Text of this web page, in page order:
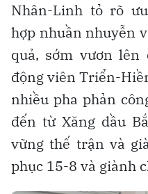
Nhân-Linh tỏ rõ
hợp nhuần nhuyễn
quả, sớm vươn lên
động viên Triển-
nhiều pha phản
đến từ Xăng dầu
vững thế trận và
phục 15-8 và giành